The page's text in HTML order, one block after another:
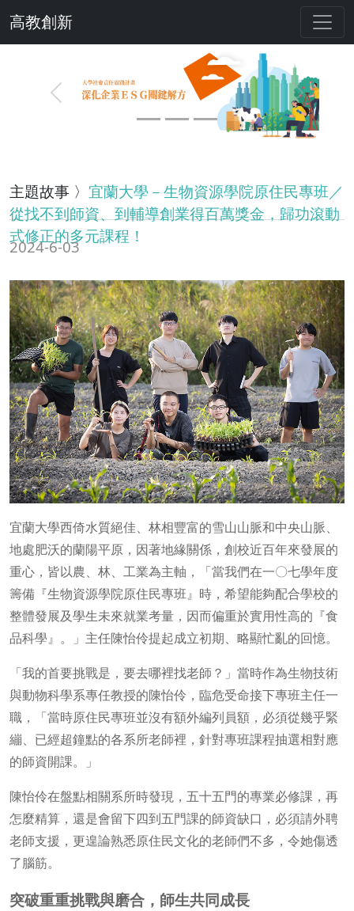
高教創新
Previous Next
主題故事 〉 宜蘭大學－生物資源學院原住民專班／
從找不到師資、到輔導創業得百萬獎金，歸功滾動
式修正的多元課程！
2024-6-03
宜蘭大學西倚水質絕佳、林相豐富的雪山山脈和中央山脈、
地處肥沃的蘭陽平原，因著地緣關係，創校近百年來發展的
重心，皆以農、林、工業為主軸，「當我們在一〇七學年度
籌備『生物資源學院原住民專班』時，希望能夠配合學校的
整體發展及學生未來就業考量，因而偏重於實用性高的『食
品科學』。」主任陳怡伶提起成立初期、略顯忙亂的回憶。
「我的首要挑戰是，要去哪裡找老師？」當時作為生物技術
與動物科學系專任教授的陳怡伶，臨危受命接下專班主任一
職，「當時原住民專班並沒有額外編列員額，必須從幾乎緊
繃、已經超鐘點的各系所老師裡，針對專班課程抽選相對應
的師資開課。」
陳怡伶在盤點相關系所時發現，五十五門的專業必修課，再
怎麼精算，還是會留下四到五門課的師資缺口，必須請外聘
老師支援，更遑論熟悉原住民文化的老師們不多，令她傷透
了腦筋。
突破重重挑戰與磨合，師生共同成長